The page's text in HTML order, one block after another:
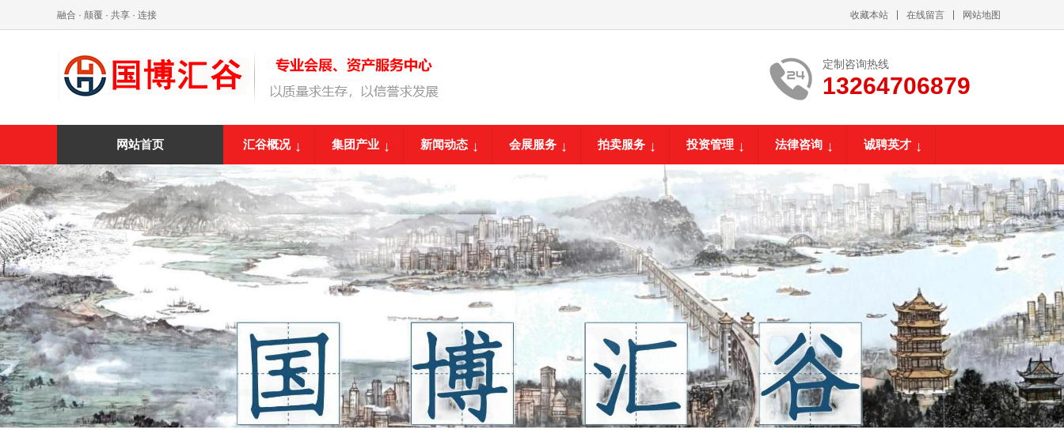
融合 · 颠覆 · 共享 · 连接 收藏本站 在线留言 网站地图
定制咨询热线
13264706879
网站首页 汇谷概况 集团产业 新闻动态 会展服务 拍卖服务 投资管理 法律咨询 诚聘英才